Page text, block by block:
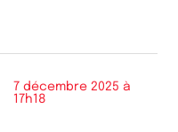
7 décembre 2025 à
17h18